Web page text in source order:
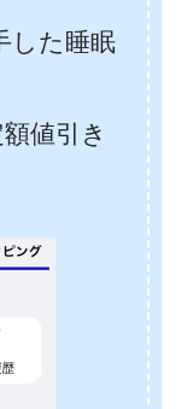
した睡眠
値引き